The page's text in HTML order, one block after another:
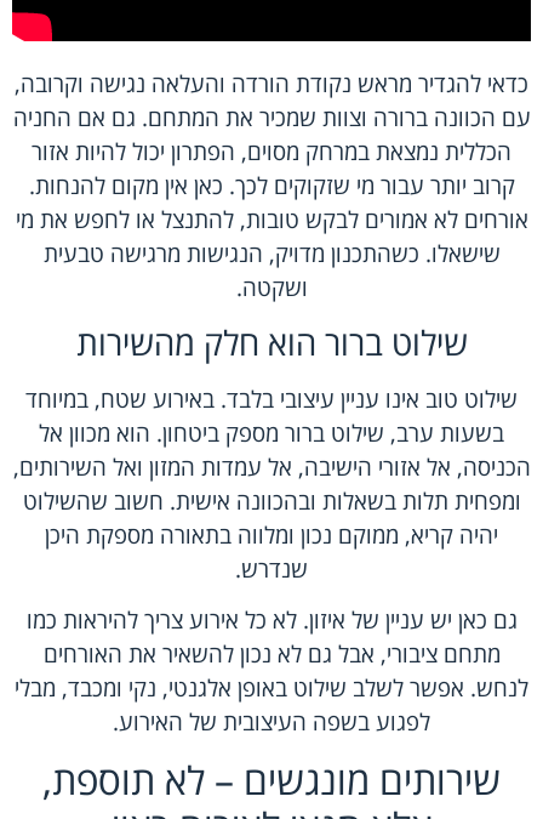
כדאי להגדיר מראש נקודת הורדה והעלאה נגישה וקרובה,
עם הכוונה ברורה וצוות שמכיר את המתחם. גם אם החניה
הכללית נמצאת במרחק מסוים, הפתרון יכול להיות אזור
קרוב יותר עבור מי שזקוקים לכך. כאן אין מקום להנחות.
אורחים לא אמורים לבקש טובות, להתנצל או לחפש את מי
שישאלו. כשהתכנון מדויק, הנגישות מרגישה טבעית
ושקטה.
שילוט ברור הוא חלק מהשירות
שילוט טוב אינו עניין עיצובי בלבד. באירוע שטח, במיוחד
בשעות ערב, שילוט ברור מספק ביטחון. הוא מכוון אל
הכניסה, אל אזורי הישיבה, אל עמדות המזון ואל השירותים,
ומפחית תלות בשאלות ובהכוונה אישית. חשוב שהשילוט
יהיה קריא, ממוקם נכון ומלווה בתאורה מספקת היכן
שנדרש.
גם כאן יש עניין של איזון. לא כל אירוע צריך להיראות כמו
מתחם ציבורי, אבל גם לא נכון להשאיר את האורחים
לנחש. אפשר לשלב שילוט באופן אלגנטי, נקי ומכבד, מבלי
לפגוע בשפה העיצובית של האירוע.
שירותים מונגשים – לא תוספת,